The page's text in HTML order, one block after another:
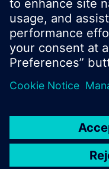
© Siemens
Division - 2016
A termékválaszték
Biztonsági előírás
A felhasználás